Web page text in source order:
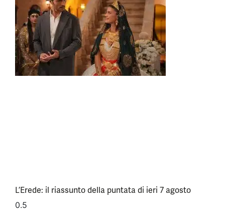
L’Erede: il riassunto della puntata di ieri 7 agosto